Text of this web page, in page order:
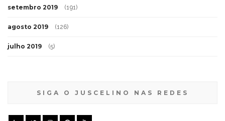
setembro 2019 (191)
agosto 2019 (126)
julho 2019 (5)
SIGA O JUSCELINO NAS REDES